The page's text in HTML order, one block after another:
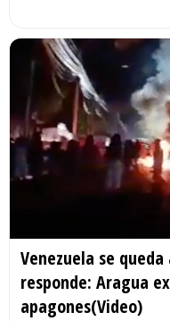
Venezuela se
responde: Aragua
apagones(Video)